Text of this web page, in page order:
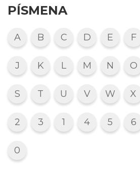
PÍSMENA
A B C D E F
J K L M N O
S T U V W X
2 3 1 4 5 6
0